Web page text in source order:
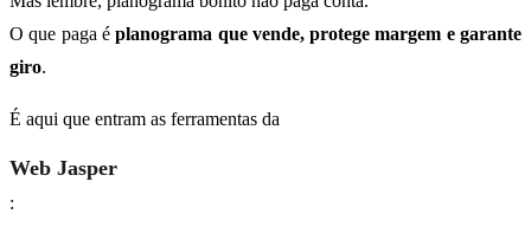
O que paga éplanograma que vende, protege margem e garante
giro.
É aqui que entram as ferramentas da
Web Jasper
: